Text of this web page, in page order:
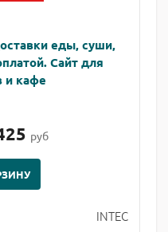
еды, суши,
Сайт для
и кафе
руб
INTEC